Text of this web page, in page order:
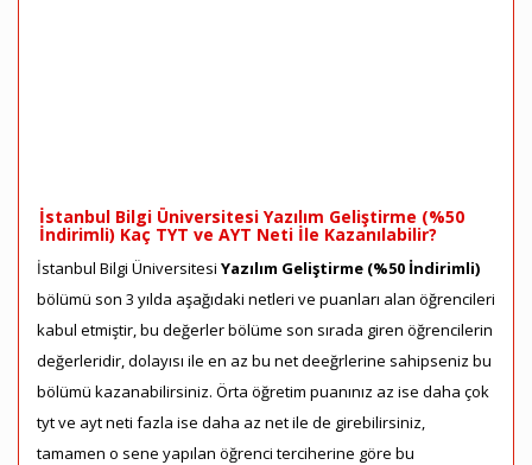
İstanbul Bilgi Üniversitesi Yazılım Geliştirme (%50
İndirimli) Kaç TYT ve AYT Neti İle Kazanılabilir?
İstanbul Bilgi Üniversitesi Yazılım Geliştirme (%50 İndirimli)
bölümü son 3 yılda aşağıdaki netleri ve puanları alan öğrencileri
kabul etmiştir, bu değerler bölüme son sırada giren öğrencilerin
değerleridir, dolayısı ile en az bu net deeğrlerine sahipseniz bu
bölümü kazanabilirsiniz. Örta öğretim puanınız az ise daha çok
tyt ve ayt neti fazla ise daha az net ile de girebilirsiniz,
tamamen o sene yapılan öğrenci terciherine göre bu